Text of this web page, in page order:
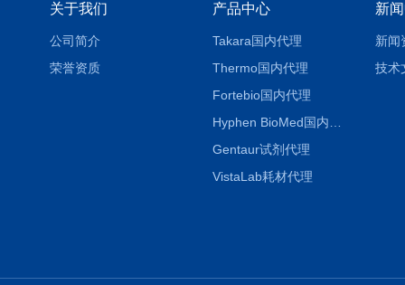
关于我们
公司简介
荣誉资质
产品中心
Takara国内代理
Thermo国内代理
Fortebio国内代理
Gentaur试剂代理
VistaLab耗材代理
新
新闻
技术